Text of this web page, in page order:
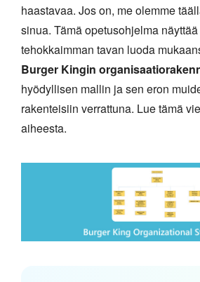
haastavaa. Jos on, me olemme
sinua. Tämä opetusohjelma
tehokkaimman tavan luoda
Burger Kingin
hyödyllisen mallin ja sen eron
rakenteisiin verrattuna. Lue tämä
aiheesta.